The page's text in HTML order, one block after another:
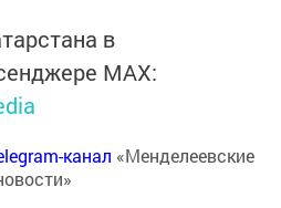
в
MАХ:
канал «Менделеевские